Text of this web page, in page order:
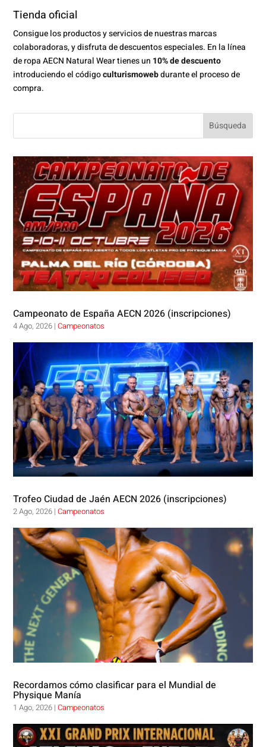
Tienda oficial
Consigue los productos y servicios de nuestras marcas
colaboradoras, y disfruta de descuentos especiales. En la línea
de ropa AECN Natural Wear tienes un 10% de descuento
introduciendo el códigoculturismowebdurante el proceso de
compra.
Campeonato de España AECN 2026 (inscripciones)
4 Ago, 2026 |Campeonatos
Trofeo Ciudad de Jaén AECN 2026 (inscripciones)
2 Ago, 2026 |Campeonatos
Recordamos cómo clasificar para el Mundial de
Physique Manía
1 Ago, 2026 |Campeonatos